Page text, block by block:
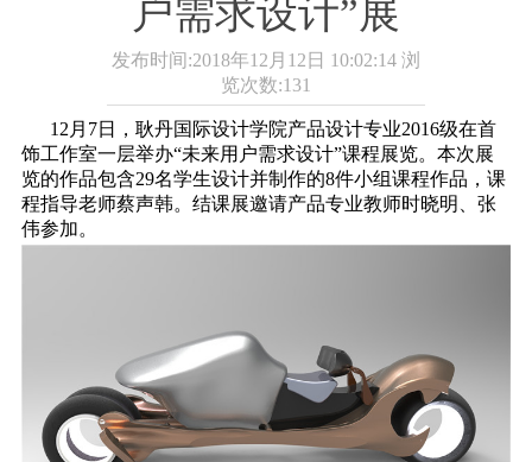
户需求设计”展
发布时间:2018年12月12日 10:02:14 浏
览次数:131
12月7日，耿丹国际设计学院产品设计专业2016级在首
饰工作室一层举办“未来用户需求设计”课程展览。本次展
览的作品包含29名学生设计并制作的8件小组课程作品，课
程指导老师蔡声韩。结课展邀请产品专业教师时晓明、张
伟参加。